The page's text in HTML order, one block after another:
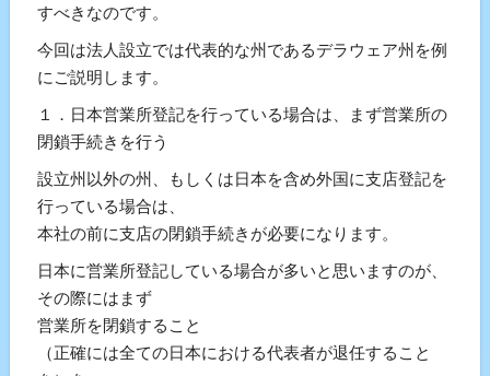
すべきなのです。
今回は法人設立では代表的な州であるデラウェア州を例
にご説明します。
１．日本営業所登記を行っている場合は、まず営業所の
閉鎖手続きを行う
設立州以外の州、もしくは日本を含め外国に支店登記を
行っている場合は、
本社の前に支店の閉鎖手続きが必要になります。
日本に営業所登記している場合が多いと思いますのが、
その際にはまず
営業所を閉鎖すること
（正確には全ての日本における代表者が退任すること